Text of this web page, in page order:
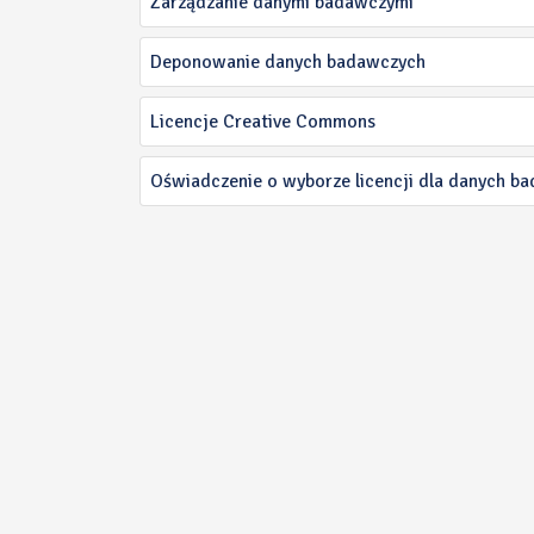
Deponowanie danych badawczych
Licencje Creative Commons
Oświadczenie o wyborze licencji dla danych